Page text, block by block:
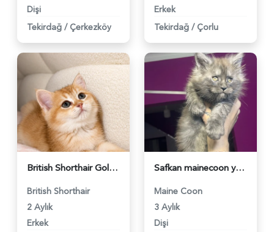
Dişi
Tekirdağ / Çerkezköy
Erkek
Tekirdağ / Çorlu
British Shorthair Golden - 4275
British Shorthair
2 Aylık
Erkek
Safkan mainecoon yavrular Smoke - 3826
Maine Coon
3 Aylık
Dişi